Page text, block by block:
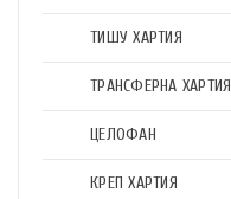
ТИШУ ХАРТИЯ
ТРАНСФЕРНА ХАРТИЯ
ЦЕЛОФАН
КРЕП ХАРТИЯ